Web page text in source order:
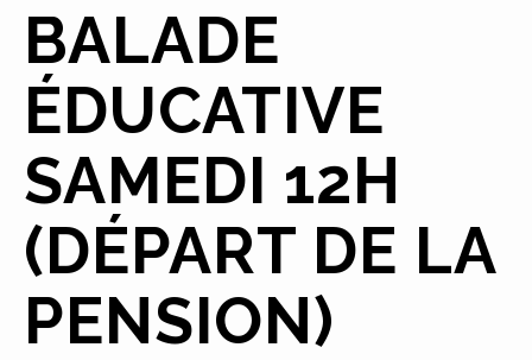
BALADE
ÉDUCATIVE
SAMEDI 12H
(DÉPART DE LA
PENSION)